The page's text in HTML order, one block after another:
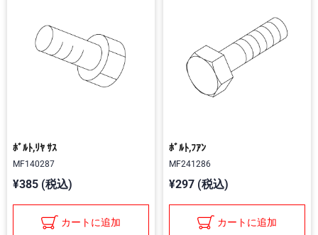
ﾎﾞﾙﾄ,ﾘﾔ ｻｽ
MF140287
¥385 (税込)
カートに追加
ﾎﾞﾙﾄ,ﾌｱﾝ
MF241286
¥297 (税込)
カートに追加